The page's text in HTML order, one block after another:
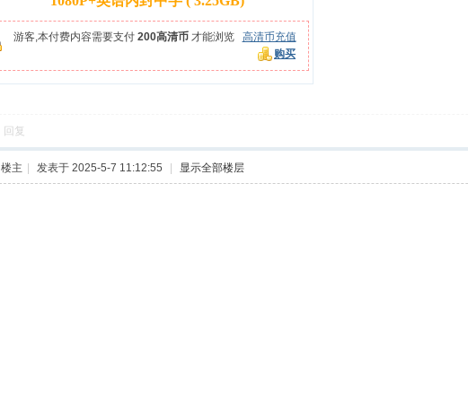
游客,本付费内容需要支付 200高清币才能浏览 高清币充值
购买
回复
楼主 发表于 2025-5-7 11:12:55 显示全部楼层